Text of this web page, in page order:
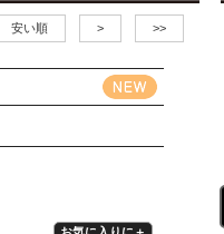
安い順 > >>